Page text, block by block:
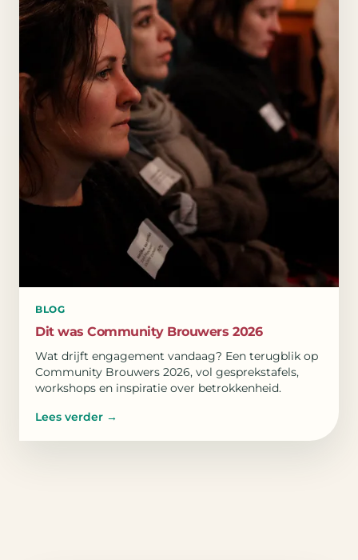
BLOG
Dit was Community Brouwers 2026
Wat drijft engagement vandaag? Een terugblik op
Community Brouwers 2026, vol gesprekstafels,
workshops en inspiratie over betrokkenheid.
Lees verder →